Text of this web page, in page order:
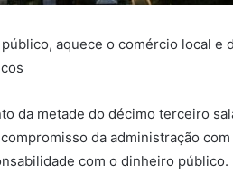
aquece o comércio local e
da metade do décimo terceiro
da administração com
com o dinheiro público.